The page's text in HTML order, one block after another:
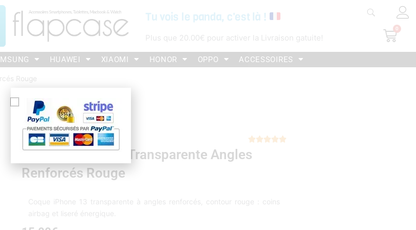
Tu vois le panda, c'est là !
Plus que 20.00€ pour activer la Livraison gatuite!
0
HUAWEI XIAOMI HONOR OPPO ACCESSOIRES
Rouge

Coque IPhone 13 Transparente Angles
Renforcés Rouge
Coque iPhone 13 transparente à angles renforcés, contour rouge : coins
airbag et liseré énergique.